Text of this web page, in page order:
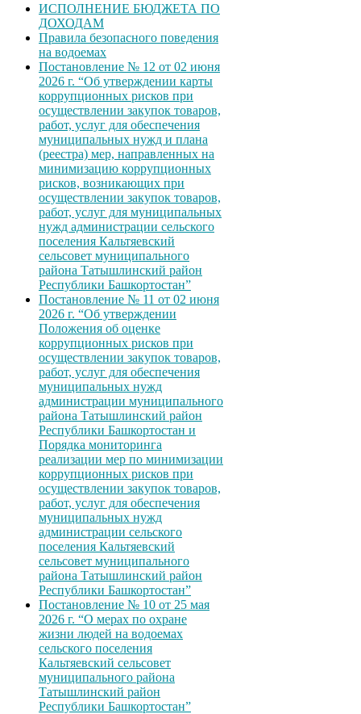
ИСПОЛНЕНИЕ БЮДЖЕТА ПО
ДОХОДАМ
Правила безопасного поведения
на водоемах
Постановление № 12 от 02 июня
2026 г. “Об утверждении карты
коррупционных рисков при
осуществлении закупок товаров,
работ, услуг для обеспечения
муниципальных нужд и плана
(реестра) мер, направленных на
минимизацию коррупционных
рисков, возникающих при
осуществлении закупок товаров,
работ, услуг для муниципальных
нужд администрации сельского
поселения Кальтяевский
сельсовет муниципального
района Татышлинский район
Республики Башкортостан”
Постановление № 11 от 02 июня
2026 г. “Об утверждении
Положения об оценке
коррупционных рисков при
осуществлении закупок товаров,
работ, услуг для обеспечения
муниципальных нужд
администрации муниципального
района Татышлинский район
Республики Башкортостан и
Порядка мониторинга
реализации мер по минимизации
коррупционных рисков при
осуществлении закупок товаров,
работ, услуг для обеспечения
муниципальных нужд
администрации сельского
поселения Кальтяевский
сельсовет муниципального
района Татышлинский район
Республики Башкортостан”
Постановление № 10 от 25 мая
2026 г. “О мерах по охране
жизни людей на водоемах
сельского поселения
Кальтяевский сельсовет
муниципального района
Татышлинский район
Республики Башкортостан”